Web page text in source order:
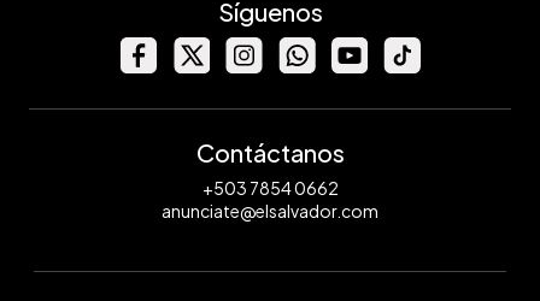
Síguenos
Contáctanos
+503 7854 0662
anunciate@elsalvador.com